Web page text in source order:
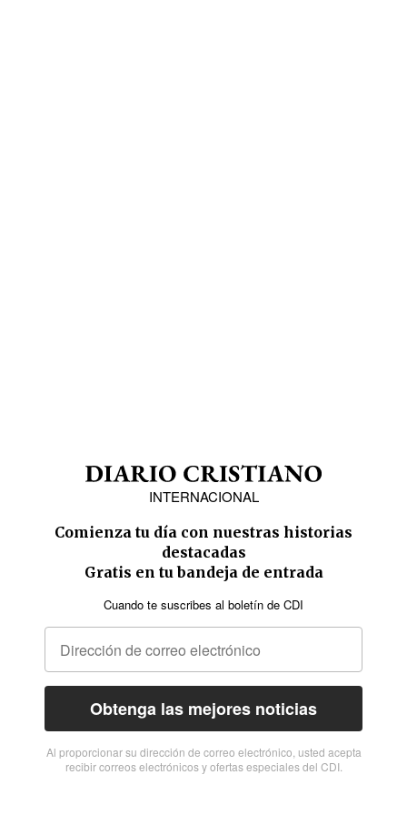
INTERNACIONAL
Comienza tu día con nuestras historias
destacadas
Gratis en tu bandeja de entrada
Cuando te suscribes al boletín de CDI
Obtenga las mejores noticias
Al proporcionar su dirección de correo electrónico, usted acepta
recibir correos electrónicos y ofertas especiales del CDI.